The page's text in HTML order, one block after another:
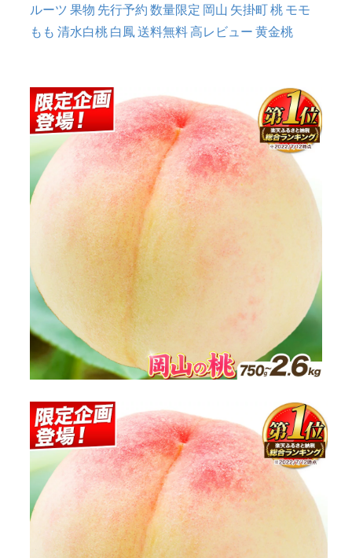
ルーツ 果物 先行予約 数量限定 岡山 矢掛町 桃 モモ
もも 清水白桃 白鳳 送料無料 高レビュー 黄金桃